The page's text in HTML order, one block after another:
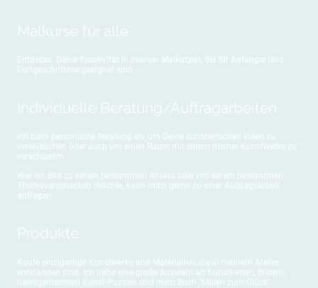
Malkurse für alle
Entdecke Deine Kreativität in meinen Malkursen, die für Anfänger und
Fortgeschrittene geeignet sind.
Individuelle Beratung/Auftragarbeiten
Ich biete persönliche Beratung an, um Deine künstlerischen Ideen zu
verwirklichen oder auch um einen Raum mit einem meiner Kunstwerke zu
verschönern.
Wer ein Bild zu einem bestimmten Anlass oder mit einem bestimmten
Themaverschenken möchte, kann mich gerne zu einer Auftragsarbeit
anfragen.
Produkte
Kaufe einzigartige Kunstwerke und Materialien, die in meinem Atelier
entstanden sind. Ich habe eine große Auswahl an Kunstkarten, Bildern,
handgemachten Kunst-Puzzles und mein Buch "Malen zum Glück"